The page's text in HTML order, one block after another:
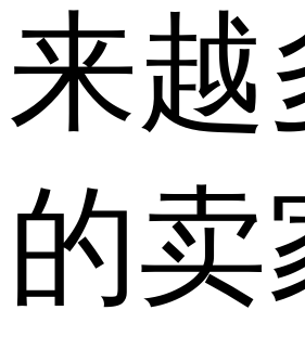
来越
的卖